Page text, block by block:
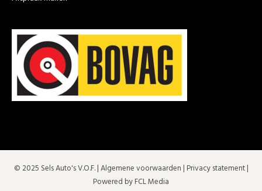
© 2025 Sels Auto's V.O.F. |Algemene voorwaarden | Privacy statement|
Powered by FCL Media